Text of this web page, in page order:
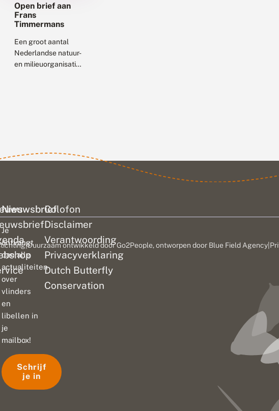
Open brief aan
Frans
Timmermans
Een groot aantal
Nederlandse natuur-
en milieuorganisaties
en het Europees
Colofon
Disclaimer
Verantwoording
Privacyverklaring
Dutch Butterfly
Conservation
Nieuwsbrief
Je
ontvangt
dan alle
actualiteiten
over
vlinders
en
libellen in
je
mailbox!
Schrijf
je in
|Duurzaam ontwikkeld doorGo2People, ontworpen door Blue Field Agency